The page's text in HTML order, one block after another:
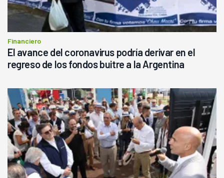
Financiero
El avance del coronavirus podría derivar en el
regreso de los fondos buitre a la Argentina